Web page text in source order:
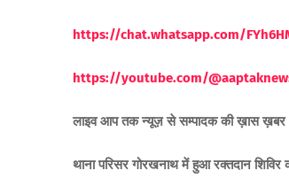
https://chat.whatsapp.com/
https://youtube.com/
लाइव आप तक न्यूज़ से सम्पादक की ख़ास ख़बर
थाना परिसर गोरखनाथ में हुआ रक्तदान